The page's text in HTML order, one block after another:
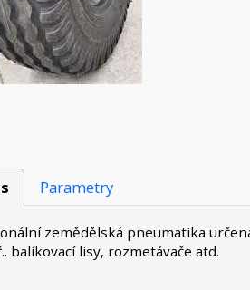
Parametry
zemědělská pneumatika
balíkovací lisy, rozmetávače atd.